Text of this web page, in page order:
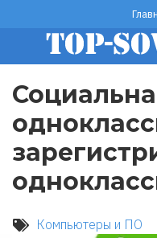
основному
содержанию
footer
menu
Компьютеры и ПО